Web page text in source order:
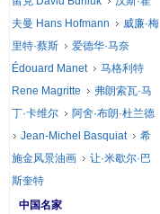
夫曼 Hans Hofmann
威廉·梅
里特·蔡斯
爱德华·马奈
Édouard Manet
马格利特
Rene Magritte
弗朗索瓦·马
丁·卡维尔
阿舍·布朗·杜兰德
Jean-Michel Basquiat
希
施金风景油画
让·米歇尔·巴
斯奎特
中国名家